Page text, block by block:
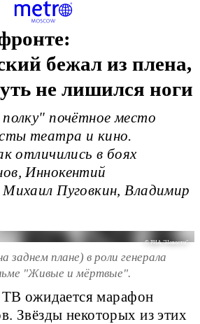
бежал из плена,
не лишился ноги
почётное место
театра и кино.
отличились в боях
Иннокентий
Пуговкин, Владимир
© РИА "Новости"
заднем плане) в роли генерала
"Живые и мёртвые".
ожидается марафон
Звёзды некоторых из этих